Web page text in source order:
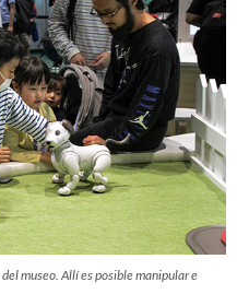
museo. Allí es posible manipular e